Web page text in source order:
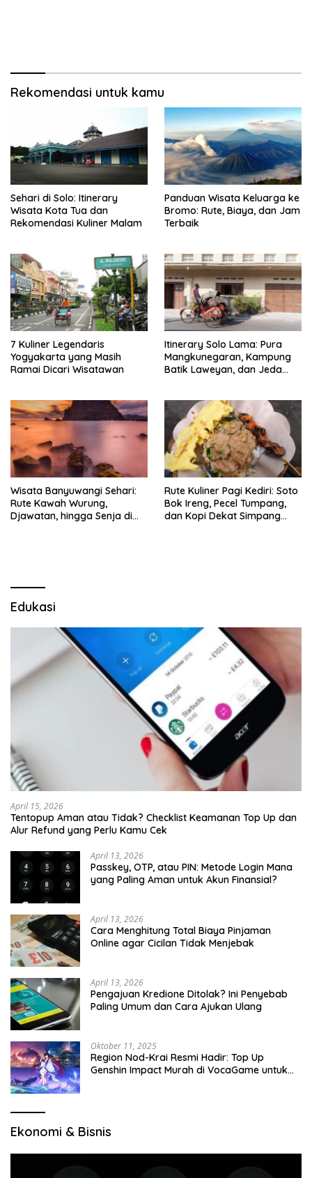
Rekomendasi untuk kamu
Sehari di Solo: Itinerary
Wisata Kota Tua dan
Rekomendasi Kuliner Malam
Panduan Wisata Keluarga ke
Bromo: Rute, Biaya, dan Jam
Terbaik
7 Kuliner Legendaris
Yogyakarta yang Masih
Ramai Dicari Wisatawan
Itinerary Solo Lama: Pura
Mangkunegaran, Kampung
Batik Laweyan, dan Jeda
Wisata Banyuwangi Sehari:
Rute Kawah Wurung,
Djawatan, hingga Senja di
Rute Kuliner Pagi Kediri: Soto
Bok Ireng, Pecel Tumpang,
dan Kopi Dekat Simpang
Edukasi
April 15, 2026
Tentopup Aman atau Tidak? Checklist Keamanan Top Up dan
Alur Refund yang Perlu Kamu Cek
April 13, 2026
Passkey, OTP, atau PIN: Metode Login Mana
yang Paling Aman untuk Akun Finansial?
April 13, 2026
Cara Menghitung Total Biaya Pinjaman
Online agar Cicilan Tidak Menjebak
April 13, 2026
Pengajuan Kredione Ditolak? Ini Penyebab
Paling Umum dan Cara Ajukan Ulang
Oktober 11, 2025
Region Nod-Krai Resmi Hadir: Top Up
Genshin Impact Murah di VocaGame untuk
Ekonomi & Bisnis